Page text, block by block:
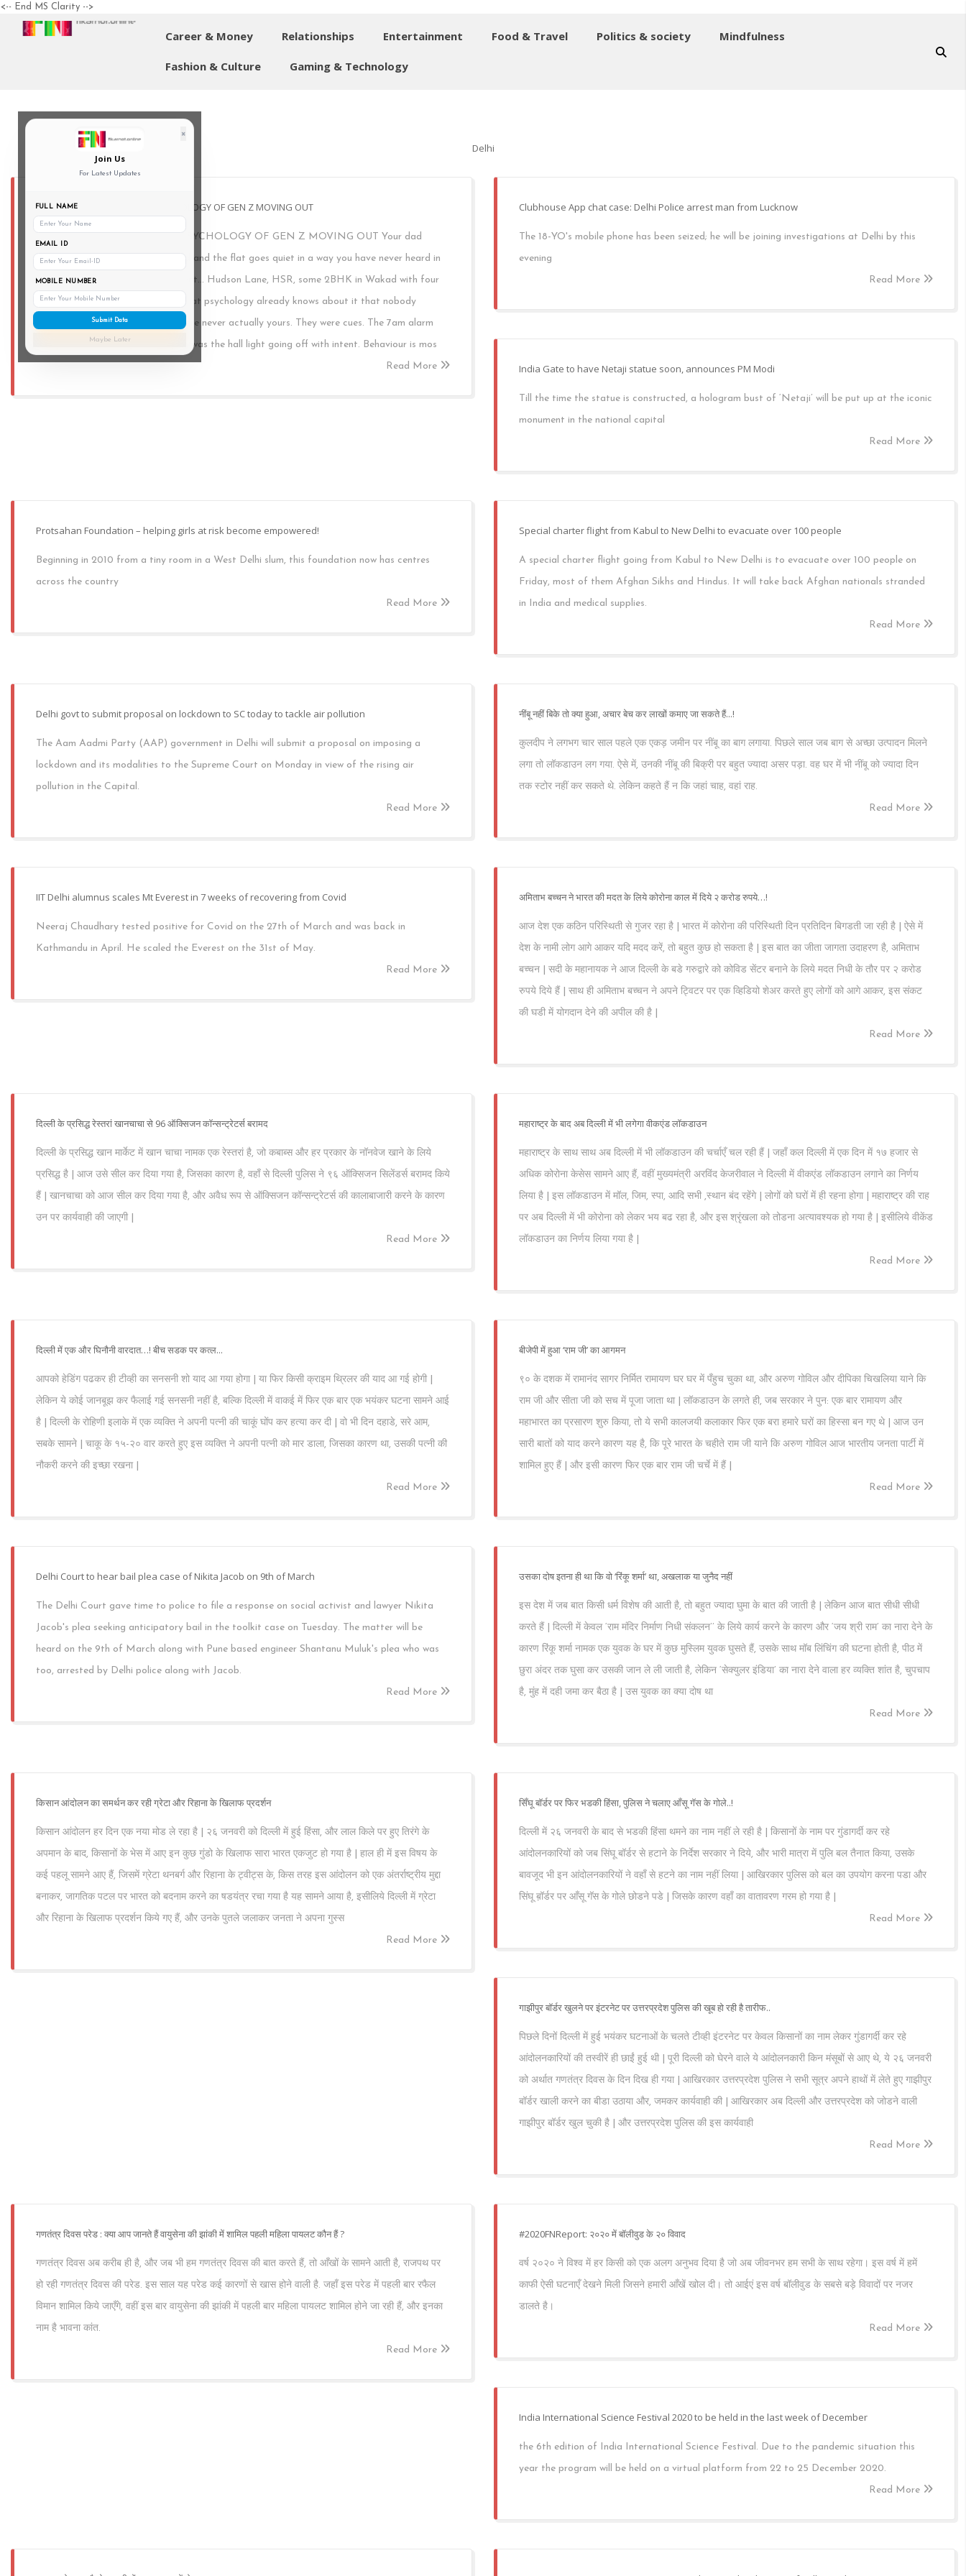
<-- End MS Clarity -->
Career & Money Relationships Entertainment Food & Travel Politics & society Mindfulness
Fashion & Culture Gaming & Technology
×
Join Us
For Latest Updates
FULL NAME
EMAIL ID
MOBILE NUMBER
Submit Data
Maybe Later
Delhi
NOBODY'S CHECKING: THE PSYCHOLOGY OF GEN Z MOVING OUT
NOBODY'S CHECKING: THE PSYCHOLOGY OF GEN Z MOVING OUT Your dad
reverses out of the lane in Kothrud and the flat goes quiet in a way you have never heard in
your life. Everyone gets this moment... Hudson Lane, HSR, some 2BHK in Wakad with four
boys and one geyser. And here's what psychology already knows about it that nobody
bothered telling you.Your habits were never actually yours. They were cues. The 7am alarm
was your mum. The 11pm shutdown was the hall light going off with intent. Behaviour is mos
Read More
Clubhouse App chat case: Delhi Police arrest man from Lucknow
The 18-YO's mobile phone has been seized; he will be joining investigations at Delhi by this
evening
Read More
India Gate to have Netaji statue soon, announces PM Modi
Till the time the statue is constructed, a hologram bust of ‘Netaji’ will be put up at the iconic
monument in the national capital
Read More
Protsahan Foundation – helping girls at risk become empowered!
Beginning in 2010 from a tiny room in a West Delhi slum, this foundation now has centres
across the country
Read More
Special charter flight from Kabul to New Delhi to evacuate over 100 people
A special charter flight going from Kabul to New Delhi is to evacuate over 100 people on
Friday, most of them Afghan Sikhs and Hindus. It will take back Afghan nationals stranded
in India and medical supplies.
Read More
Delhi govt to submit proposal on lockdown to SC today to tackle air pollution
The Aam Aadmi Party (AAP) government in Delhi will submit a proposal on imposing a
lockdown and its modalities to the Supreme Court on Monday in view of the rising air
pollution in the Capital.
Read More
नींबू नहीं बिके तो क्या हुआ, अचार बेच कर लाखों कमाए जा सकते हैं...!
कुलदीप ने लगभग चार साल पहले एक एकड़ जमीन पर नींबू का बाग लगाया. पिछले साल जब बाग से अच्छा उत्पादन मिलने
लगा तो लॉकडाउन लग गया. ऐसे में, उनकी नींबू की बिक्री पर बहुत ज्यादा असर पड़ा. वह घर में भी नींबू को ज्यादा दिन
तक स्टोर नहीं कर सकते थे. लेकिन कहते हैं न कि जहां चाह, वहां राह.
Read More
IIT Delhi alumnus scales Mt Everest in 7 weeks of recovering from Covid
Neeraj Chaudhary tested positive for Covid on the 27th of March and was back in
Kathmandu in April. He scaled the Everest on the 31st of May.
Read More
अमिताभ बच्चन ने भारत की मदत के लिये कोरोना काल में दिये २ करोड रुपये…!
आज देश एक कठिन परिस्थिती से गुजर रहा है | भारत में कोरोना की परिस्थिती दिन प्रतिदिन बिगडती जा रही है | ऐसे में
देश के नामी लोग आगे आकर यदि मदद करें, तो बहुत कुछ हो सकता है | इस बात का जीता जागता उदाहरण है, अमिताभ
बच्चन | सदी के महानायक ने आज दिल्ली के बडे गरुद्वारे को कोविड सेंटर बनाने के लिये मदत निधी के तौर पर २ करोड
रुपये दिये हैं | साथ ही अमिताभ बच्चन ने अपने ट्विटर पर एक व्हिडियो शेअर करते हुए लोगों को आगे आकर, इस संकट
की घडी में योगदान देने की अपील की है |
Read More
दिल्ली के प्रसिद्ध रेस्तरां खानचाचा से 96 ऑक्सिजन कॉन्सन्ट्रेटर्स बरामद
दिल्ली के प्रसिद्ध खान मार्केट में खान चाचा नामक एक रेस्तरां है, जो कबाब्स और हर प्रकार के नॉनवेज खाने के लिये
प्रसिद्ध है | आज उसे सील कर दिया गया है, जिसका कारण है, वहाँ से दिल्ली पुलिस ने ९६ ऑक्सिजन सिलेंडर्स बरामद किये
हैं | खानचाचा को आज सील कर दिया गया है, और अवैध रूप से ऑक्सिजन कॉन्सन्ट्रेटर्स की कालाबाजारी करने के कारण
उन पर कार्यवाही की जाएगी |
Read More
महाराष्ट्र के बाद अब दिल्ली में भी लगेगा वीकएंड लॉकडाउन
महाराष्ट्र के साथ साथ अब दिल्ली में भी लॉकडाउन की चर्चाएँ चल रही हैं | जहाँ कल दिल्ली में एक दिन में १७ हजार से
अधिक कोरोना केसेस सामने आए हैं, वहीं मुख्यमंत्री अरविंद केजरीवाल ने दिल्ली में वीकएंड लॉकडाउन लगाने का निर्णय
लिया है | इस लॉकडाउन में मॉल, जिम, स्पा, आदि सभी ,स्थान बंद रहेंगे | लोगों को घरों में ही रहना होगा | महाराष्ट्र की राह
पर अब दिल्ली में भी कोरोना को लेकर भय बढ रहा है, और इस श्रृंखला को तोडना अत्यावश्यक हो गया है | इसीलिये वीकेंड
लॉकडाउन का निर्णय लिया गया है |
Read More
दिल्ली में एक और घिनौनी वारदात…! बीच सडक पर कत्ल...
आपको हेडिंग पढकर ही टीव्ही का सनसनी शो याद आ गया होगा | या फिर किसी क्राइम थ्रिलर की याद आ गई होगी |
लेकिन ये कोई जानबूझ कर फैलाई गई सनसनी नहीं है, बल्कि दिल्ली में वाकई में फिर एक बार एक भयंकर घटना सामने आई
है | दिल्ली के रोहिणी इलाके में एक व्यक्ति ने अपनी पत्नी की चाकूं घोंप कर हत्या कर दी | वो भी दिन दहाडे, सरे आम,
सबके सामने | चाकू के १५-२० वार करते हुए इस व्यक्ति ने अपनी पत्नी को मार डाला, जिसका कारण था, उसकी पत्नी की
नौकरी करने की इच्छा रखना |
Read More
बीजेपी में हुआ ‘राम जी’ का आगमन
९० के दशक में रामानंद सागर निर्मित रामायण घर घर में पँहुच चुका था, और अरुण गोविल और दीपिका चिखलिया याने कि
राम जी और सीता जी को सच में पूजा जाता था | लॉकडाउन के लगते ही, जब सरकार ने पुन: एक बार रामायण और
महाभारत का प्रसारण शुरु किया, तो ये सभी कालजयी कलाकार फिर एक बरा हमारे घरों का हिस्सा बन गए थे | आज उन
सारी बातों को याद करने कारण यह है, कि पूरे भारत के चहीते राम जी याने कि अरुण गोविल आज भारतीय जनता पार्टी में
शामिल हुए हैं | और इसी कारण फिर एक बार राम जी चर्चे में हैं |
Read More
Delhi Court to hear bail plea case of Nikita Jacob on 9th of March
The Delhi Court gave time to police to file a response on social activist and lawyer Nikita
Jacob's plea seeking anticipatory bail in the toolkit case on Tuesday. The matter will be
heard on the 9th of March along with Pune based engineer Shantanu Muluk's plea who was
too, arrested by Delhi police along with Jacob.
Read More
उसका दोष इतना ही था कि वो ‘रिंकू शर्मा’ था, अखलाक या जुनैद नहीं
इस देश में जब बात किसी धर्म विशेष की आती है, तो बहुत ज्यादा घुमा के बात की जाती है | लेकिन आज बात सीधी सीधी
करते हैं | दिल्ली में केवल ‘राम मंदिर निर्माण निधी संकलन’’ के लिये कार्य करने के कारण और ‘जय श्री राम’ का नारा देने के
कारण रिंकू शर्मा नामक एक युवक के घर में कुछ मुस्लिम युवक घुसते हैं, उसके साथ मॉब लिंचिंग की घटना होती है, पीठ में
छुरा अंदर तक घुसा कर उसकी जान ले ली जाती है, लेकिन ‘सेक्युलर इंडिया’ का नारा देने वाला हर व्यक्ति शांत है, चुपचाप
है, मुंह में दही जमा कर बैठा है | उस युवक का क्या दोष था
Read More
किसान आंदोलन का समर्थन कर रही ग्रेटा और रिहाना के खिलाफ प्रदर्शन
किसान आंदोलन हर दिन एक नया मोड ले रहा है | २६ जनवरी को दिल्ली में हुई हिंसा, और लाल किले पर हुए तिरंगे के
अपमान के बाद, किसानों के भेस में आए इन कुछ गुंडो के खिलाफ सारा भारत एकजुट हो गया है | हाल ही में इस विषय के
कई पहलू सामने आए हैं, जिसमें ग्रेटा थनबर्ग और रिहाना के ट्वीट्स के, किस तरह इस आंदोलन को एक अंतर्राष्ट्रीय मुद्दा
बनाकर, जागतिक पटल पर भारत को बदनाम करने का षडयंत्र रचा गया है यह सामने आया है, इसीलिये दिल्ली में ग्रेटा
और रिहाना के खिलाफ प्रदर्शन किये गए हैं, और उनके पुतले जलाकर जनता ने अपना गुस्स
Read More
सिँघू बॉर्डर पर फिर भडकी हिंसा, पुलिस ने चलाए आँसू गॅस के गोले..!
दिल्ली में २६ जनवरी के बाद से भडकी हिंसा थमने का नाम नहीं ले रही है | किसानों के नाम पर गुंडागर्दी कर रहे
आंदोलनकारियों को जब सिंघू बॉर्डर से हटाने के निर्देश सरकार ने दिये, और भारी मात्रा में पुलि बल तैनात किया, उसके
बावजूद भी इन आंदोलनकारियों ने वहाँ से हटने का नाम नहीं लिया | आखिरकार पुलिस को बल का उपयोग करना पडा और
सिंघू ब़ॉर्डर पर आँसू गॅस के गोले छोडने पडे | जिसके कारण वहाँ का वातावरण गरम हो गया है |
Read More
गाझीपुर बॉर्डर खुलने पर इंटरनेट पर उत्तरप्रदेश पुलिस की खूब हो रही है तारीफ..
पिछले दिनों दिल्ली में हुई भयंकर घटनाओं के चलते टीव्ही इंटरनेट पर केवल किसानों का नाम लेकर गुंडागर्दी कर रहे
आंदोलनकारियों की तस्वीरें ही छाईं हुई थी | पूरी दिल्ली को घेरने वाले ये आंदोलनकारी किन मंसूबों से आए थे, ये २६ जनवरी
को अर्थात गणतंत्र दिवस के दिन दिख ही गया | आखिरकार उत्तरप्रदेश पुलिस ने सभी सूत्र अपने हाथों में लेते हुए गाझीपुर
बॉर्डर खाली करने का बीडा उठाया और, जमकर कार्यवाही की | आखिरकार अब दिल्ली और उत्तरप्रदेश को जोडने वाली
गाझीपुर बॉर्डर खुल चुकी है | और उत्तरप्रदेश पुलिस की इस कार्यवाही
Read More
गणतंत्र दिवस परेड : क्या आप जानते हैं वायुसेना की झांकी में शामिल पहली महिला पायलट कौन हैं ?
गणतंत्र दिवस अब करीब ही है, और जब भी हम गणतंत्र दिवस की बात करते हैं, तो आँखों के सामने आती है, राजपथ पर
हो रही गणतंत्र दिवस की परेड. इस साल यह परेड कई कारणों से खास होने वाली है. जहाँ इस परेड में पहली बार रफैल
विमान शामिल किये जाएँगे, वहीं इस बार वायुसेना की झांकी में पहली बार महिला पायलट शामिल होने जा रही हैं, और इनका
नाम है भावना कांत.
Read More
#2020FNReport: २०२० में बॉलीवुड के २० विवाद
वर्ष २०२० ने विश्व में हर किसी को एक अलग अनुभव दिया है जो अब जीवनभर हम सभी के साथ रहेगा। इस वर्ष में हमें
काफी ऐसी घटनाएँ देखने मिली जिसने हमारी आँखें खोल दी। तो आईएं इस वर्ष बॉलीवुड के सबसे बड़े विवादों पर नजर
डालते है।
Read More
India International Science Festival 2020 to be held in the last week of December
the 6th edition of India International Science Festival. Due to the pandemic situation this
year the program will be held on a virtual platform from 22 to 25 December 2020.
Read More